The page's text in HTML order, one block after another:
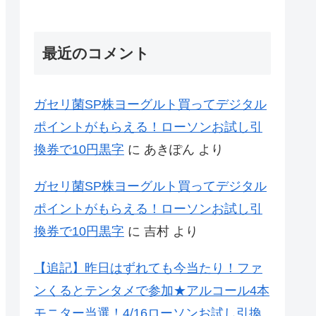
最近のコメント
ガセリ菌SP株ヨーグルト買ってデジタル
ポイントがもらえる！ローソンお試し引
換券で10円黒字 に あきぽん より
ガセリ菌SP株ヨーグルト買ってデジタル
ポイントがもらえる！ローソンお試し引
換券で10円黒字 に 吉村 より
【追記】昨日はずれても今当たり！ファ
ンくるとテンタメで参加★アルコール4本
モニター当選！4/16ローソンお試し引換